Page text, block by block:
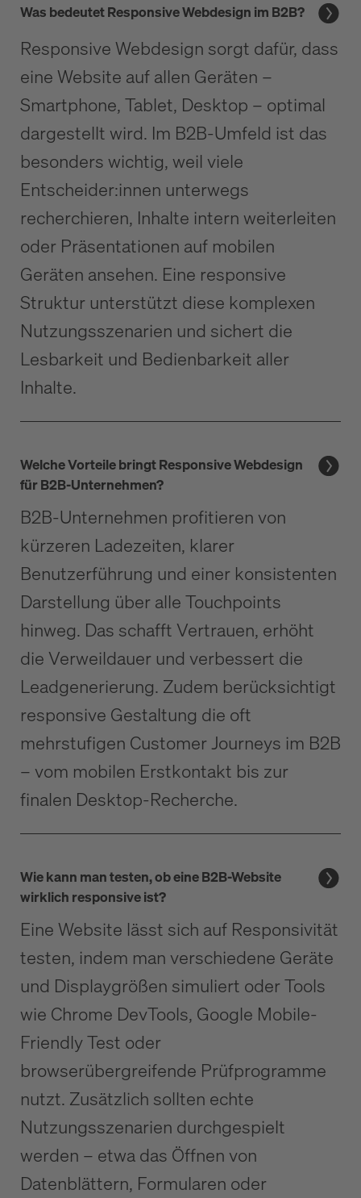
Was bedeutet Responsive Webdesign im B2B?
Responsive Webdesign sorgt dafür, dass
eine Website auf allen Geräten –
Smartphone, Tablet, Desktop – optimal
dargestellt wird. Im B2B-Umfeld ist das
besonders wichtig, weil viele
Entscheider:innen unterwegs
recherchieren, Inhalte intern weiterleiten
oder Präsentationen auf mobilen
Geräten ansehen. Eine responsive
Struktur unterstützt diese komplexen
Nutzungsszenarien und sichert die
Lesbarkeit und Bedienbarkeit aller
Inhalte.
Welche Vorteile bringt Responsive Webdesign
für B2B-Unternehmen?
B2B-Unternehmen profitieren von
kürzeren Ladezeiten, klarer
Benutzerführung und einer konsistenten
Darstellung über alle Touchpoints
hinweg. Das schafft Vertrauen, erhöht
die Verweildauer und verbessert die
Leadgenerierung. Zudem berücksichtigt
responsive Gestaltung die oft
mehrstufigen Customer Journeys im B2B
– vom mobilen Erstkontakt bis zur
finalen Desktop-Recherche.
Wie kann man testen, ob eine B2B-Website
wirklich responsive ist?
Eine Website lässt sich auf Responsivität
testen, indem man verschiedene Geräte
und Displaygrößen simuliert oder Tools
wie Chrome DevTools, Google Mobile-
Friendly Test oder
browserübergreifende Prüfprogramme
nutzt. Zusätzlich sollten echte
Nutzungsszenarien durchgespielt
werden – etwa das Öffnen von
Datenblättern, Formularen oder